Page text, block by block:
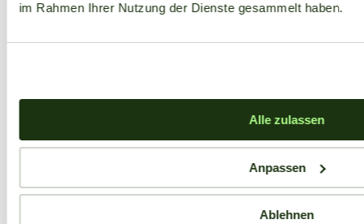
im Rahmen Ihrer Nutzung der Dienste gesammelt haben.
Alle zulassen
Anpassen
Ablehnen